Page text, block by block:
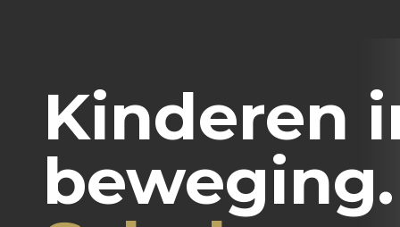
Kinderen
beweging.